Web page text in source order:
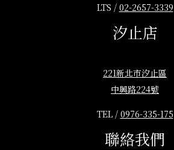
LTS / 02-2657-3339
汐止店
221新北市汐止區
中興路224號
TEL / 0976-335-175
聯絡我們